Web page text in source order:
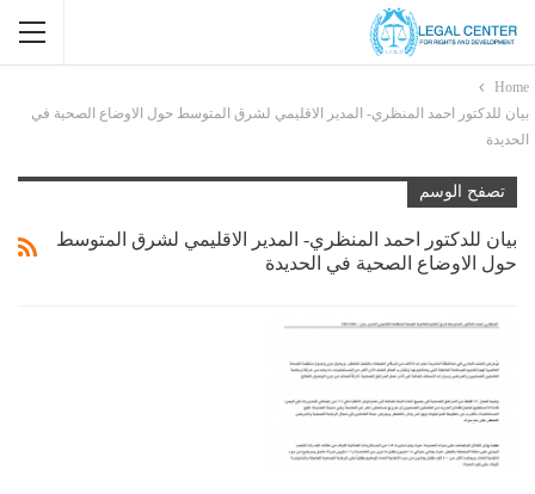
Home
بيان للدكتور احمد المنظري- المدير الاقليمي لشرق المتوسط حول الاوضاع الصحية في
الحديدة
تصفح الوسم
بيان للدكتور احمد المنظري- المدير الاقليمي لشرق المتوسط
حول الاوضاع الصحية في الحديدة